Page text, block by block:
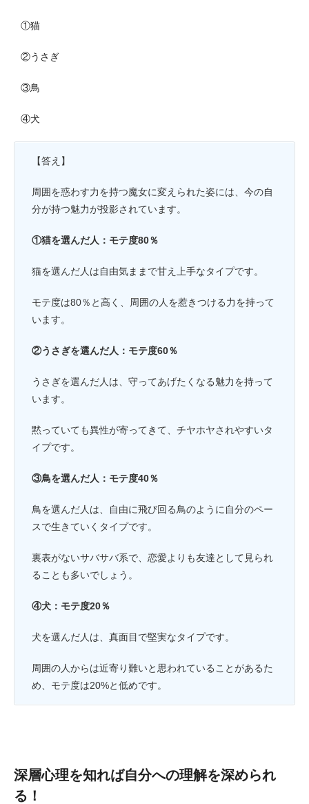
①猫
②うさぎ
③鳥
④犬
【答え】
周囲を惑わす力を持つ魔女に変えられた姿には、今の自
分が持つ魅力が投影されています。
①猫を選んだ人：モテ度80％
猫を選んだ人は自由気ままで甘え上手なタイプです。
モテ度は80％と高く、周囲の人を惹きつける力を持って
います。
②うさぎを選んだ人：モテ度60％
うさぎを選んだ人は、守ってあげたくなる魅力を持って
います。
黙っていても異性が寄ってきて、チヤホヤされやすいタ
イプです。
③鳥を選んだ人：モテ度40％
鳥を選んだ人は、自由に飛び回る鳥のように自分のペー
スで生きていくタイプです。
裏表がないサバサバ系で、恋愛よりも友達として見られ
ることも多いでしょう。
④犬：モテ度20％
犬を選んだ人は、真面目で堅実なタイプです。
周囲の人からは近寄り難いと思われていることがあるた
め、モテ度は20%と低めです。
深層心理を知れば自分への理解を深められ
る！